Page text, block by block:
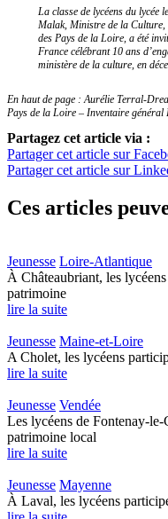
La classe de lycéens du lycée
Malak, Ministre de la Culture,
des Pays de la Loire, a été
France célébrant 10 ans
ministère de la culture, en
En haut de page : Aurélie Terral-
Pays de la Loire – Inventaire général
Partagez cet article via :
Partager cet article sur
Partager cet article sur
Ces articles
Jeunesse Loire-Atlantique
À Châteaubriant, les
patrimoine
lire la suite
Jeunesse Maine-et-Loire
A Cholet, les lycéens
lire la suite
Jeunesse Vendée
Les lycéens de Fontenay-
patrimoine local
lire la suite
Jeunesse Mayenne
À Laval, les lycéens